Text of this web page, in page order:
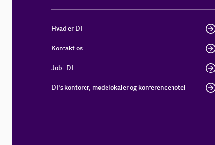
Hvad er DI
Kontakt os
Job i DI
DI's kontorer, mødelokaler og konferencehotel